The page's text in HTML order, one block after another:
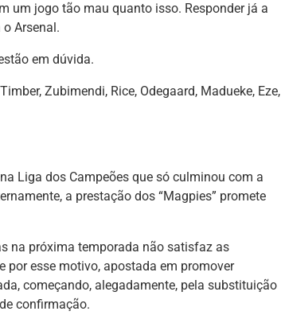
um jogo tão mau quanto isso. Responder já a
Arsenal.
em dúvida.
Zubimendi, Rice, Odegaard, Madueke, Eze,
Liga dos Campeões que só culminou com a
a prestação dos “Magpies” promete
na próxima temporada não satisfaz as
por esse motivo, apostada em promover
começando, alegadamente, pela substituição
confirmação.